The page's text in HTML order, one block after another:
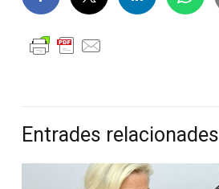
Entrades relacionades